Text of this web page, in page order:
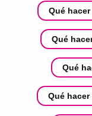
Qué
Qué
Qué
Qué hacer